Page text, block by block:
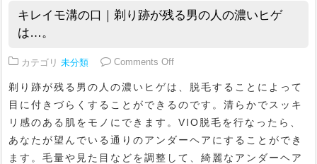
キレイモ溝の口｜剃り跡が残る男の人の濃いヒゲ
は…。
カテゴリ 未分類 Comments Offon キレイモ溝の口｜剃り跡が残
剃り跡が残る男の人の濃いヒゲは、脱毛することによって
目に付きづらくすることができるのです。清らかでスッキ
リ感のある肌をモノにできます。VIO脱毛を行なったら、
あなたが望んでいる通りのアンダーヘアにすることができ
ます。毛量や見た目などを調整して、綺麗なアンダーヘア